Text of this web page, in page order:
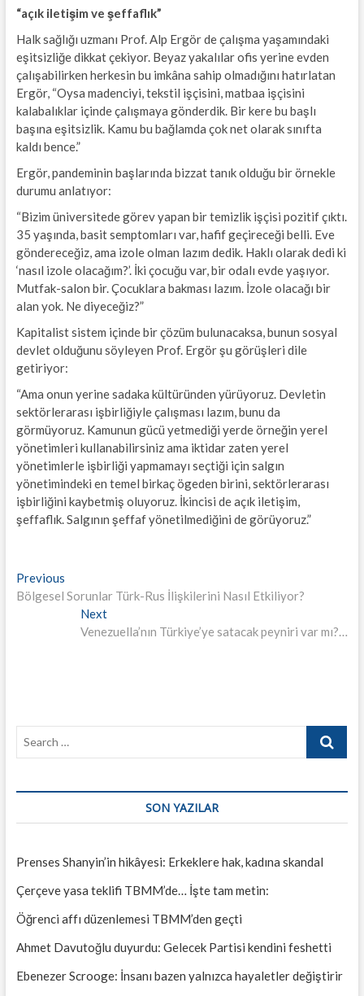
“açık iletişim ve şeffaflık”
Halk sağlığı uzmanı Prof. Alp Ergör de çalışma yaşamındaki
eşitsizliğe dikkat çekiyor. Beyaz yakalılar ofis yerine evden
çalışabilirken herkesin bu imkâna sahip olmadığını hatırlatan
Ergör, “Oysa madenciyi, tekstil işçisini, matbaa işçisini
kalabalıklar içinde çalışmaya gönderdik. Bir kere bu başlı
başına eşitsizlik. Kamu bu bağlamda çok net olarak sınıfta
kaldı bence.”
Ergör, pandeminin başlarında bizzat tanık olduğu bir örnekle
durumu anlatıyor:
“Bizim üniversitede görev yapan bir temizlik işçisi pozitif çıktı.
35 yaşında, basit semptomları var, hafif geçireceği belli. Eve
göndereceğiz, ama izole olman lazım dedik. Haklı olarak dedi ki
‘nasıl izole olacağım?’. İki çocuğu var, bir odalı evde yaşıyor.
Mutfak-salon bir. Çocuklara bakması lazım. İzole olacağı bir
alan yok. Ne diyeceğiz?”
Kapitalist sistem içinde bir çözüm bulunacaksa, bunun sosyal
devlet olduğunu söyleyen Prof. Ergör şu görüşleri dile
getiriyor:
“Ama onun yerine sadaka kültüründen yürüyoruz. Devletin
sektörlerarası işbirliğiyle çalışması lazım, bunu da
görmüyoruz. Kamunun gücü yetmediği yerde örneğin yerel
yönetimleri kullanabilirsiniz ama iktidar zaten yerel
yönetimlerle işbirliği yapmamayı seçtiği için salgın
yönetimindeki en temel birkaç ögeden birini, sektörlerarası
işbirliğini kaybetmiş oluyoruz. İkincisi de açık iletişim,
şeffaflık. Salgının şeffaf yönetilmediğini de görüyoruz.”
Yazı
gezinmesi
PreviousPrevious
post:
Bölgesel Sorunlar Türk-Rus İlişkilerini Nasıl Etkiliyor?
NextNext
post:
Venezuella’nın Türkiye’ye satacak peyniri var mı?…
Search
SON YAZILAR
Prenses Shanyin’in hikâyesi: Erkeklere hak, kadına skandal
Çerçeve yasa teklifi TBMM’de… İşte tam metin:
Öğrenci affı düzenlemesi TBMM’den geçti
Ahmet Davutoğlu duyurdu: Gelecek Partisi kendini feshetti
Ebenezer Scrooge: İnsanı bazen yalnızca hayaletler değiştirir